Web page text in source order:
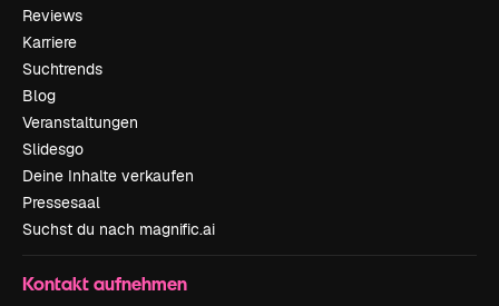
Reviews
Karriere
Suchtrends
Blog
Veranstaltungen
Slidesgo
Deine Inhalte verkaufen
Pressesaal
Suchst du nach magnific.ai
Kontakt aufnehmen